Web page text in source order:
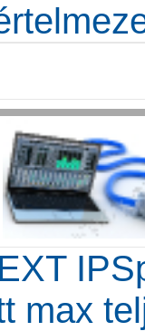
max